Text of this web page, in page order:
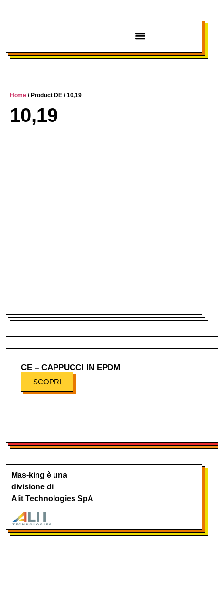
Home / Product DE / 10,19
10,19
CE – CAPPUCCI IN EPDM
SCOPRI
Mas-king è una
divisione di
Alit Technologies SpA